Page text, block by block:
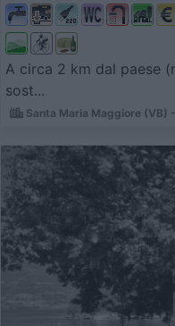
A circa 2 km dal paese
sost...
Santa Maria Maggiore (VB)